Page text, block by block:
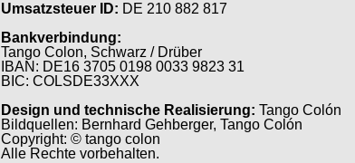
Umsatzsteuer ID: DE 210 882 817
Bankverbindung:
Tango Colon, Schwarz / Drüber
IBAN: DE16 3705 0198 0033 9823 31
BIC: COLSDE33XXX
Design und technische Realisierung: Tango Colón
Bildquellen: Bernhard Gehberger, Tango Colón
Copyright: © tango colon
Alle Rechte vorbehalten.